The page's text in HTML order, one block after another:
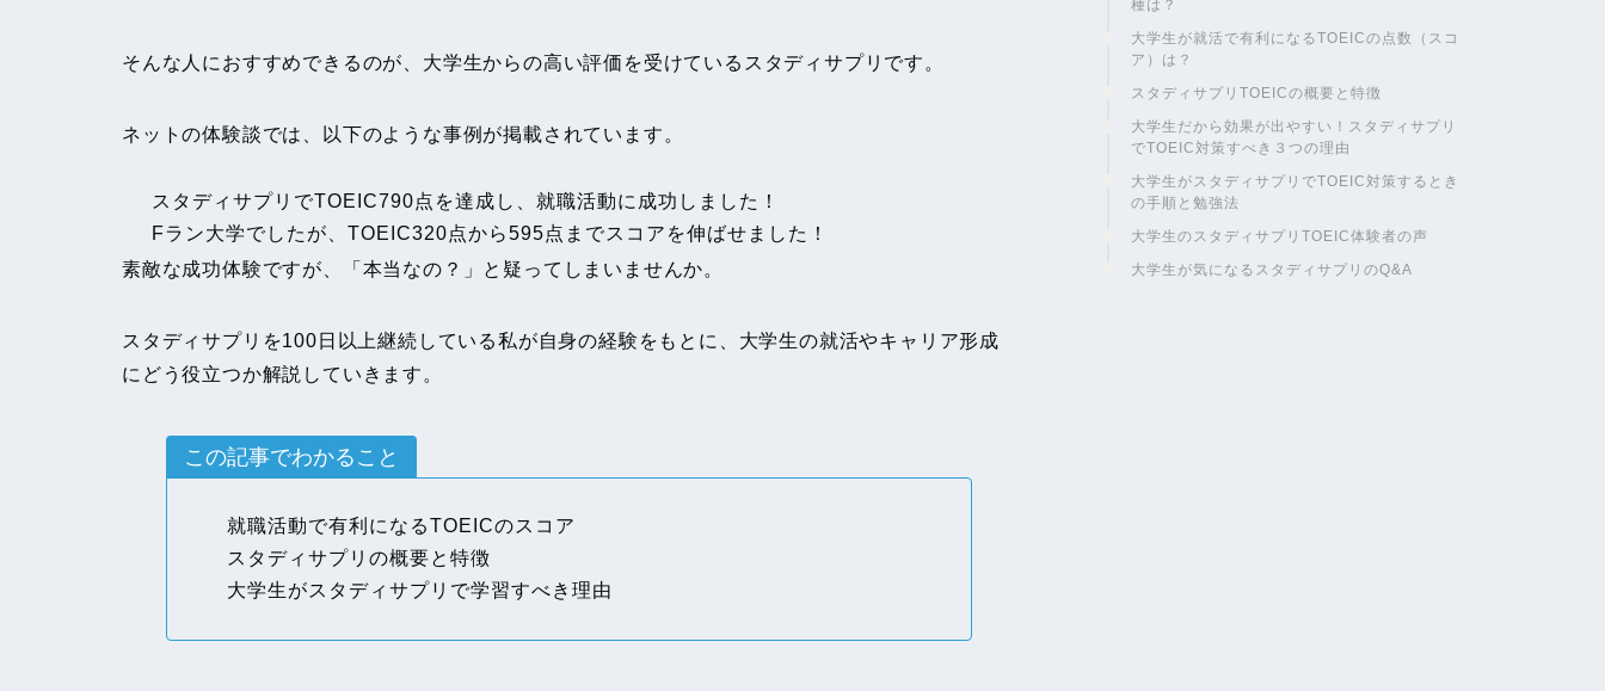
そんな人におすすめできるのが、大学生からの高い評価を受けているスタディサプリです。
ネットの体験談では、以下のような事例が掲載されています。
スタディサプリでTOEIC790点を達成し、就職活動に成功しました！
Fラン大学でしたが、TOEIC320点から595点までスコアを伸ばせました！
素敵な成功体験ですが、「本当なの？」と疑ってしまいませんか。
スタディサプリを100日以上継続している私が自身の経験をもとに、大学生の就活やキャリア形成
にどう役立つか解説していきます。
この記事でわかること
就職活動で有利になるTOEICのスコア
スタディサプリの概要と特徴
大学生がスタディサプリで学習すべき理由
種は？
大学生が就活で有利になるTOEICの点数（スコ
ア）は？
スタディサプリTOEICの概要と特徴
大学生だから効果が出やすい！スタディサプリ
でTOEIC対策すべき３つの理由
大学生がスタディサプリでTOEIC対策するとき
の手順と勉強法
大学生のスタディサプリTOEIC体験者の声
大学生が気になるスタディサプリのQ&A